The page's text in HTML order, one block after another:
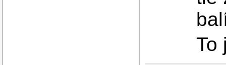
To